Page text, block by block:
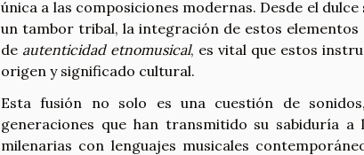
única a las composiciones modernas. Desde el
un tambor tribal, la integración de estos
de autenticidad etnomusical, es vital que estos
origen y significado cultural.
Esta fusión no solo es una cuestión de
generaciones que han transmitido su sabiduría
milenarias con lenguajes musicales